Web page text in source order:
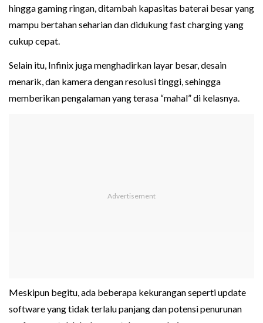
hingga gaming ringan, ditambah kapasitas baterai besar yang
mampu bertahan seharian dan didukung fast charging yang
cukup cepat.
Selain itu, Infinix juga menghadirkan layar besar, desain
menarik, dan kamera dengan resolusi tinggi, sehingga
memberikan pengalaman yang terasa “mahal” di kelasnya.
Meskipun begitu, ada beberapa kekurangan seperti update
software yang tidak terlalu panjang dan potensi penurunan